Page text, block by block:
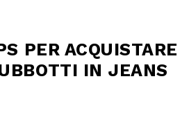
PER ACQUISTARE
IN JEANS